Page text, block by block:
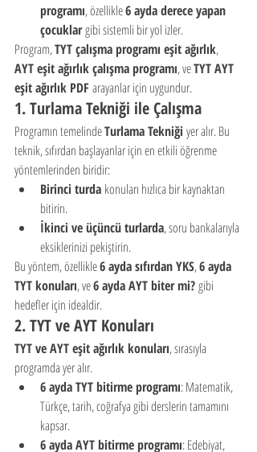
programı, özellikle 6 ayda derece yapan
çocuklar gibi sistemli bir yol izler.
Program, TYT çalışma programı eşit ağırlık,
AYT eşit ağırlık çalışma programı, ve TYT AYT
eşit ağırlık PDF arayanlar için uygundur.
1. Turlama Tekniği ile Çalışma
Programın temelinde Turlama Tekniği yer alır. Bu
teknik, sıfırdan başlayanlar için en etkili öğrenme
yöntemlerinden biridir:
Birinci turda konuları hızlıca bir kaynaktan
bitirin.
İkinci ve üçüncü turlarda, soru bankalarıyla
eksiklerinizi pekiştirin.
Bu yöntem, özellikle 6 ayda sıfırdan YKS, 6 ayda
TYT konuları, ve 6 ayda AYT biter mi? gibi
hedefler için idealdir.
2. TYT ve AYT Konuları
TYT ve AYT eşit ağırlık konuları, sırasıyla
programda yer alır.
6 ayda TYT bitirme programı: Matematik,
Türkçe, tarih, coğrafya gibi derslerin tamamını
kapsar.
6 ayda AYT bitirme programı: Edebiyat,